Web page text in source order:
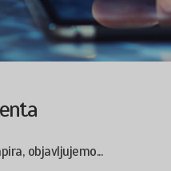
objavljujemo...